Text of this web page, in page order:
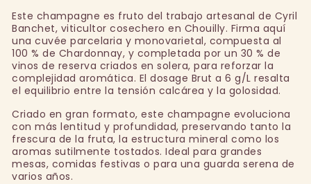
Este champagne es fruto del trabajo artesanal de Cyril
Banchet, viticultor cosechero en Chouilly. Firma aquí
una cuvée parcelaria y monovarietal, compuesta al
100 % de Chardonnay, y completada por un 30 % de
vinos de reserva criados en solera, para reforzar la
complejidad aromática. El dosage Brut a 6 g/L resalta
el equilibrio entre la tensión calcárea y la golosidad.
Criado en gran formato, este champagne evoluciona
con más lentitud y profundidad, preservando tanto la
frescura de la fruta, la estructura mineral como los
aromas sutilmente tostados. Ideal para grandes
mesas, comidas festivas o para una guarda serena de
varios años.